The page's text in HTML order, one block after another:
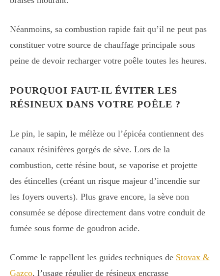
Néanmoins, sa combustion rapide fait qu’il ne peut pas
constituer votre source de chauffage principale sous
peine de devoir recharger votre poêle toutes les heures.
POURQUOI FAUT-IL ÉVITER LES
RÉSINEUX DANS VOTRE POÊLE ?
Le pin, le sapin, le mélèze ou l’épicéa contiennent des
canaux résinifères gorgés de sève. Lors de la
combustion, cette résine bout, se vaporise et projette
des étincelles (créant un risque majeur d’incendie sur
les foyers ouverts). Plus grave encore, la sève non
consumée se dépose directement dans votre conduit de
fumée sous forme de goudron acide.
Comme le rappellent les guides techniques de Stovax &
Gazco, l’usage régulier de résineux encrasse